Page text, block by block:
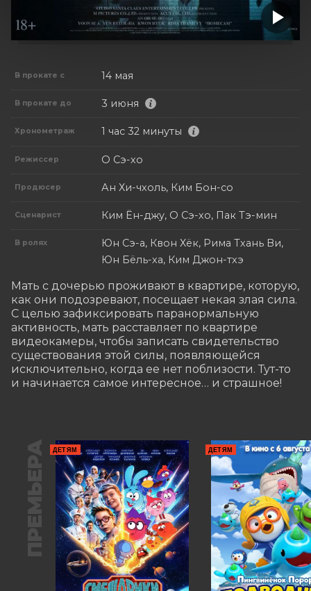
В прокате с 14 мая
В прокате до 3 июня
Хронометраж 1 час 32 минуты
Режиссер О Сэ-хо
Продюсер Ан Хи-чхоль, Ким Бон-со
Сценарист Ким Ён-джу, О Сэ-хо, Пак Тэ-мин
В ролях
Юн Сэ-а, Квон Хёк, Рима Тхань Ви,
Юн Бёль-ха, Ким Джон-тхэ
Мать с дочерью проживают в квартире, которую,
как они подозревают, посещает некая злая сила.
С целью зафиксировать паранормальную
активность, мать расставляет по квартире
видеокамеры, чтобы записать свидетельство
существования этой силы, появляющейся
исключительно, когда ее нет поблизости. Тут-то
и начинается самое интересное… и страшное!
ПРЕМЬЕРА ДЕТЯМ ДЕТЯМ